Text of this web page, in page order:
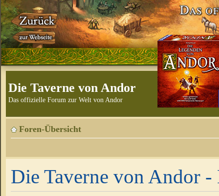
Die Taverne von Andor
Das offizielle Forum zur Welt von Andor
Foren-Übersicht
Die Taverne von Andor